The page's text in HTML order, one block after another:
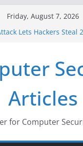
Friday, August 7, 2026
Lets Hackers Steal
F5 Hack Created an
of Networks
Now Controls a
Infrastructure
Recognition Doesn’t
Articles
for Computer